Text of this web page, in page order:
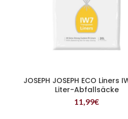
WEITERLESEN
JOSEPH JOSEPH ECO Liners
Liter-Abfallsäcke
11,99€